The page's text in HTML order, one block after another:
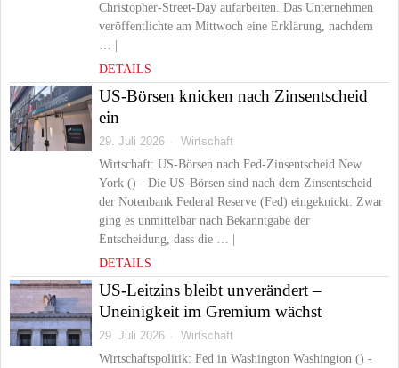
Christopher-Street-Day aufarbeiten. Das Unternehmen
veröffentlichte am Mittwoch eine Erklärung, nachdem
… |
DETAILS
US-Börsen knicken nach Zinsentscheid
ein
29. Juli 2026
Wirtschaft
Wirtschaft: US-Börsen nach Fed-Zinsentscheid New
York () - Die US-Börsen sind nach dem Zinsentscheid
der Notenbank Federal Reserve (Fed) eingeknickt. Zwar
ging es unmittelbar nach Bekanntgabe der
Entscheidung, dass die … |
DETAILS
US-Leitzins bleibt unverändert –
Uneinigkeit im Gremium wächst
29. Juli 2026
Wirtschaft
Wirtschaftspolitik: Fed in Washington Washington () -